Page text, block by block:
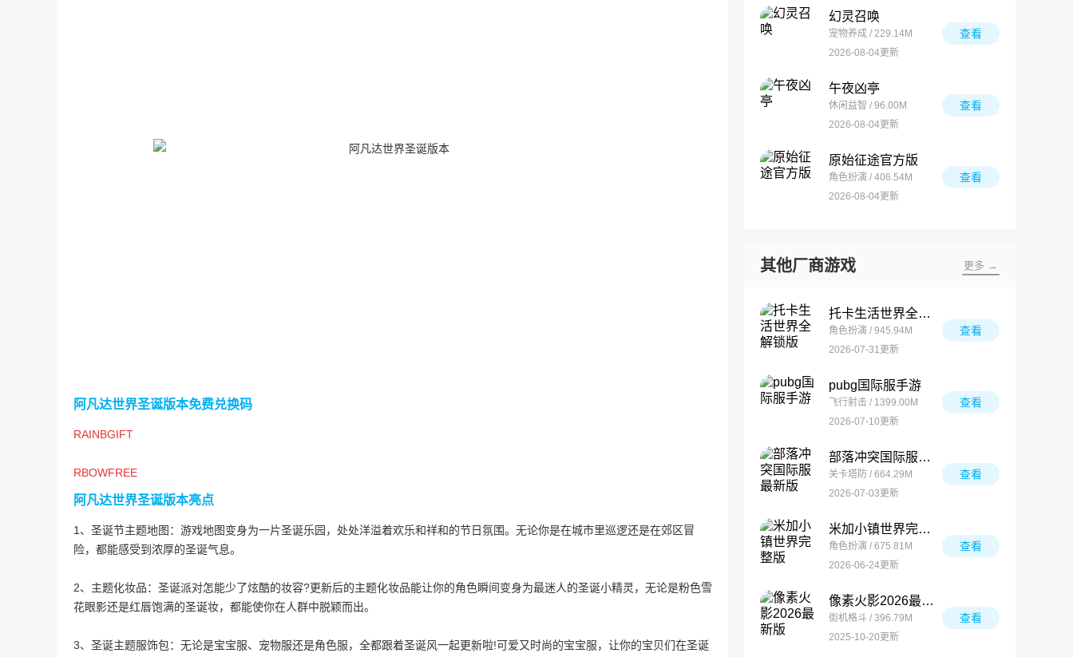
阿凡达世界圣诞版本免费兑换码
RAINBGIFT
RBOWFREE
阿凡达世界圣诞版本亮点
1、圣诞节主题地图：游戏地图变身为一片圣诞乐园，处处洋溢着欢乐和祥和的节日氛围。无论你是在城市里巡逻还是在郊区冒
险，都能感受到浓厚的圣诞气息。
2、主题化妆品：圣诞派对怎能少了炫酷的妆容?更新后的主题化妆品能让你的角色瞬间变身为最迷人的圣诞小精灵，无论是粉色雪
花眼影还是红唇饱满的圣诞妆，都能使你在人群中脱颖而出。
3、圣诞主题服饰包：无论是宝宝服、宠物服还是角色服，全都跟着圣诞风一起更新啦!可爱又时尚的宝宝服，让你的宝贝们在圣诞
幻灵召唤
宠物养成 / 229.14M
2026-08-04更新
查看
午夜凶亭
休闲益智 / 96.00M
2026-08-04更新
查看
原始征途官方版
角色扮演 / 406.54M
2026-08-04更新
查看
其他厂商游戏 更多 →
托卡生活世界全解锁版
角色扮演 / 945.94M
2026-07-31更新
查看
pubg国际服手游
飞行射击 / 1399.00M
2026-07-10更新
查看
部落冲突国际服最新版
关卡塔防 / 664.29M
2026-07-03更新
查看
米加小镇世界完整版
角色扮演 / 675.81M
2026-06-24更新
查看
像素火影2026最新版
街机格斗 / 396.79M
2025-10-20更新
查看